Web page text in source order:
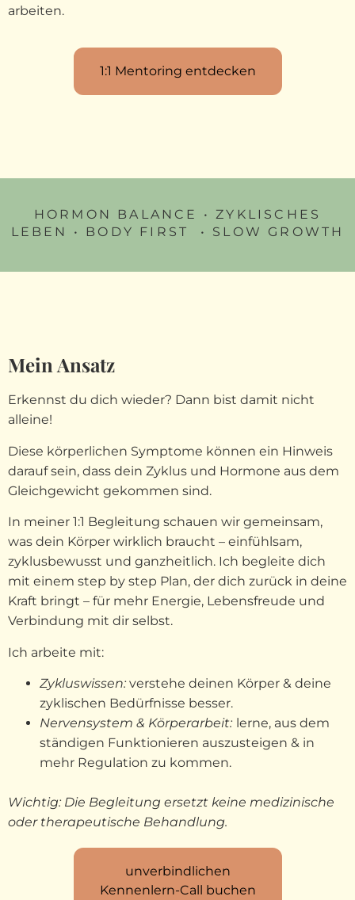
arbeiten.
1:1 Mentoring entdecken
HORMON BALANCE • ZYKLISCHES
LEBEN • BODY FIRST
• SLOW GROWTH
Mein Ansatz
Erkennst du dich wieder? Dann bist damit nicht
alleine!
Diese körperlichen Symptome können ein Hinweis
darauf sein, dass dein Zyklus und Hormone aus dem
Gleichgewicht gekommen sind.
In meiner 1:1 Begleitung schauen wir gemeinsam,
was dein Körper wirklich braucht – einfühlsam,
zyklusbewusst und ganzheitlich. Ich begleite dich
mit einem step by step Plan, der dich zurück in deine
Kraft bringt – für mehr Energie, Lebensfreude und
Verbindung mit dir selbst.
Ich arbeite mit:
Zykluswissen:verstehe deinen Körper & deine
zyklischen Bedürfnisse besser.
Nervensystem & Körperarbeit: lerne, aus dem
ständigen Funktionieren auszusteigen & in
mehr Regulation zu kommen.
Wichtig: Die Begleitung ersetzt keine medizinische
oder therapeutische Behandlung.
unverbindlichen
Kennenlern-Call buchen